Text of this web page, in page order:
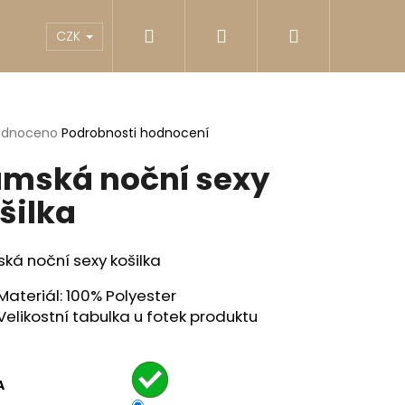
Reklamace Obchodní podmínky
CZK Přihlášení
Podrobnosti hodnocení
noční sexy
noční sexy košilka
100% Polyester
tabulka u fotek produktu